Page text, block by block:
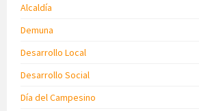
Alcaldía
Demuna
Desarrollo Local
Desarrollo Social
Día del Campesino